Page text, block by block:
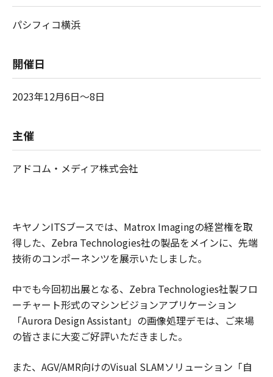
パシフィコ横浜
開催日
2023年12月6日～8日
主催
アドコム・メディア株式会社
キヤノンITSブースでは、Matrox Imagingの経営権を取
得した、Zebra Technologies社の製品をメインに、先端
技術のコンポーネンツを展示いたしました。
中でも今回初出展となる、Zebra Technologies社製フロ
ーチャート形式のマシンビジョンアプリケーション
「Aurora Design Assistant」の画像処理デモは、ご来場
の皆さまに大変ご好評いただきました。
また、AGV/AMR向けのVisual SLAMソリューション「自